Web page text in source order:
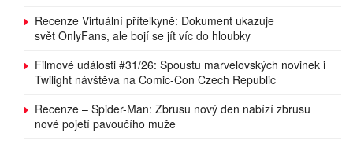
Recenze Virtuální přítelkyně: Dokument ukazuje
svět OnlyFans, ale bojí se jít víc do hloubky
Filmové události #31/26: Spoustu marvelovských novinek i
Twilight návštěva na Comic-Con Czech Republic
Recenze – Spider-Man: Zbrusu nový den nabízí zbrusu
nové pojetí pavoučího muže